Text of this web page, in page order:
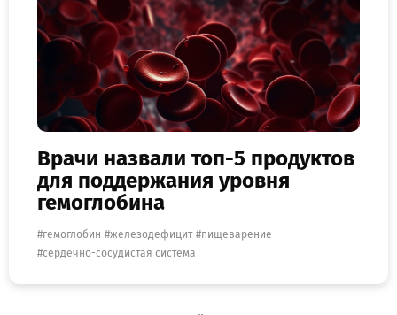
Врачи назвали топ-5 продуктов
для поддержания уровня
гемоглобина
гемоглобин железодефицит
пищеварение
сердечно-сосудистая система